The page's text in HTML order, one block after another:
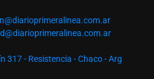
317 - Resistencia - Chaco - Arg